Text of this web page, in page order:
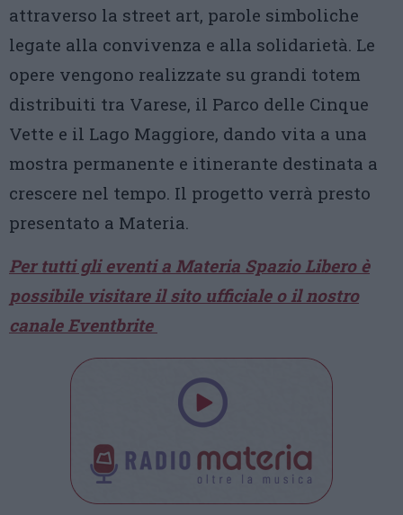
attraverso la street art, parole simboliche
legate alla convivenza e alla solidarietà. Le
opere vengono realizzate su grandi totem
distribuiti tra Varese, il Parco delle Cinque
Vette e il Lago Maggiore, dando vita a una
mostra permanente e itinerante destinata a
crescere nel tempo. Il progetto verrà presto
presentato a Materia.
Per tutti gli eventi a Materia Spazio Libero è
possibile visitare il sito ufficiale o il nostro
canale Eventbrite